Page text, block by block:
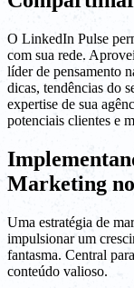
O LinkedIn Pulse
com sua rede.
líder de pensamento
dicas, tendências do
expertise de sua
potenciais clientes e
Marketing
Uma estratégia de
impulsionar um
fantasma. Central
conteúdo valioso.